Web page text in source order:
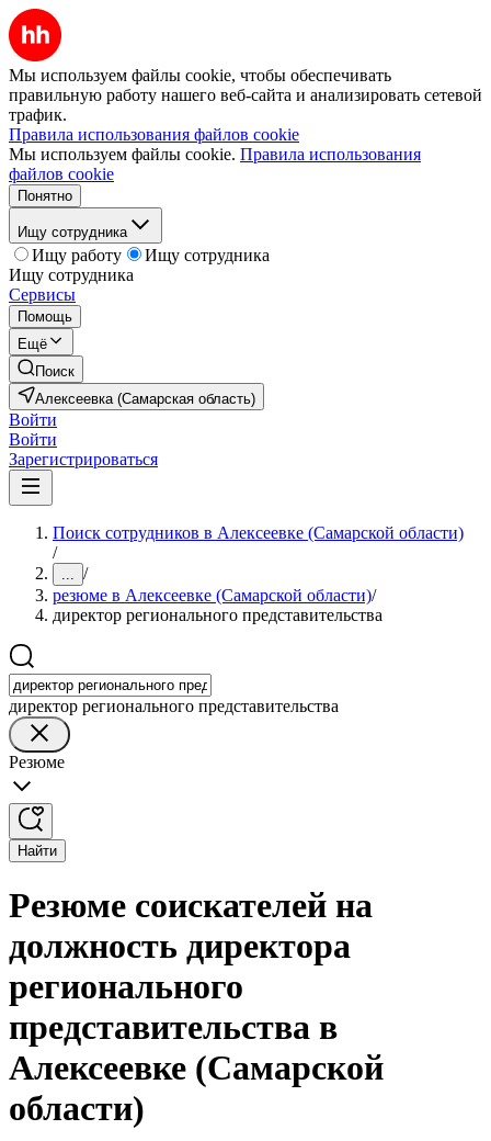
Мы используем файлы cookie, чтобы обеспечивать
правильную работу нашего веб-сайта и анализировать сетевой
трафик.
Правила использования файлов cookie
Мы используем файлы cookie. Правила использования
файлов cookie
Понятно
Ищу сотрудника
Ищу работу
Ищу сотрудника
Ищу сотрудника
Сервисы
Помощь
Ещё
Поиск
Алексеевка (Самарская область)
Войти
Войти
Зарегистрироваться
Поиск сотрудников в Алексеевке (Самарской области)
/
... /
резюме в Алексеевке (Самарской области)/
директор регионального представительства
директор регионального представительства
Резюме
Найти
Резюме соискателей на
должность директора
регионального
представительства в
Алексеевке (Самарской
области)